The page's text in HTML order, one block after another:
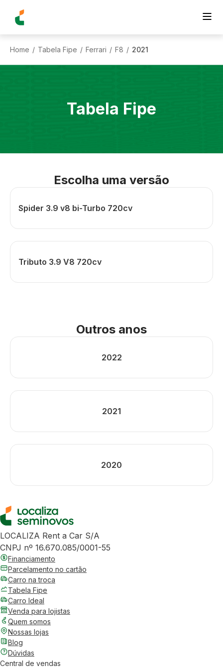
Home / Tabela Fipe / Ferrari / F8 / 2021
Tabela Fipe
Escolha uma versão
Spider 3.9 v8 bi-Turbo 720cv
Tributo 3.9 V8 720cv
Outros anos
2022
2021
2020
LOCALIZA Rent a Car S/A
CNPJ nº 16.670.085/0001-55
Financiamento
Parcelamento no cartão
Carro na troca
Tabela Fipe
Carro Ideal
Venda para lojistas
Quem somos
Nossas lojas
Blog
Dúvidas
Central de vendas